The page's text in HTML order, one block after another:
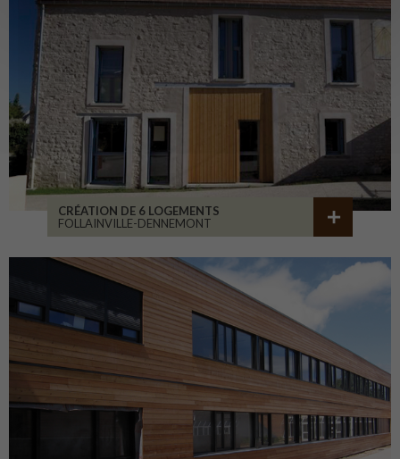
CRÉATION DE 6 LOGEMENTS
FOLLAINVILLE-DENNEMONT